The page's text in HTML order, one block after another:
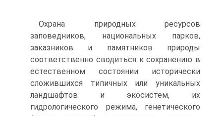
Охрана природных ресурсов
заповедников, национальных парков,
заказников и памятников природы
соответственно сводиться к сохра­нению в
естественном состоянии исторически
сложившихся типичных или уникальных
ландшафтов и экосистем, их
гидрологического режи­ма, генетического